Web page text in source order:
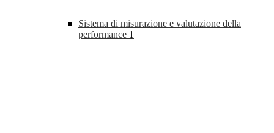
Sistema di misurazione e valutazione della
performance 1